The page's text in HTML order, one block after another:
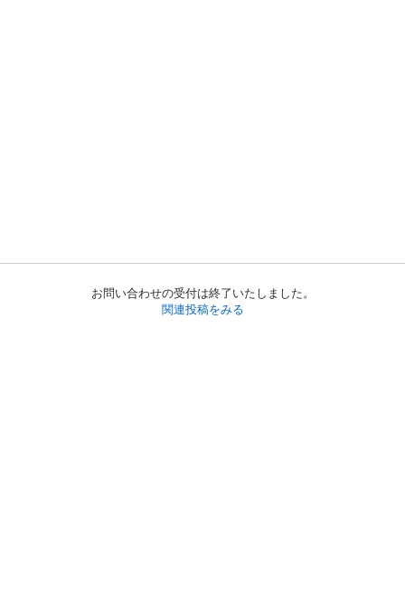
お問い合わせの受付は終了いたしました。
関連投稿をみる